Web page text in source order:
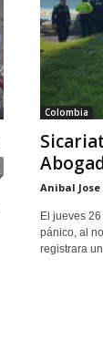
Colombia
Anibal Jose
El jueves
pánico, al
registrara